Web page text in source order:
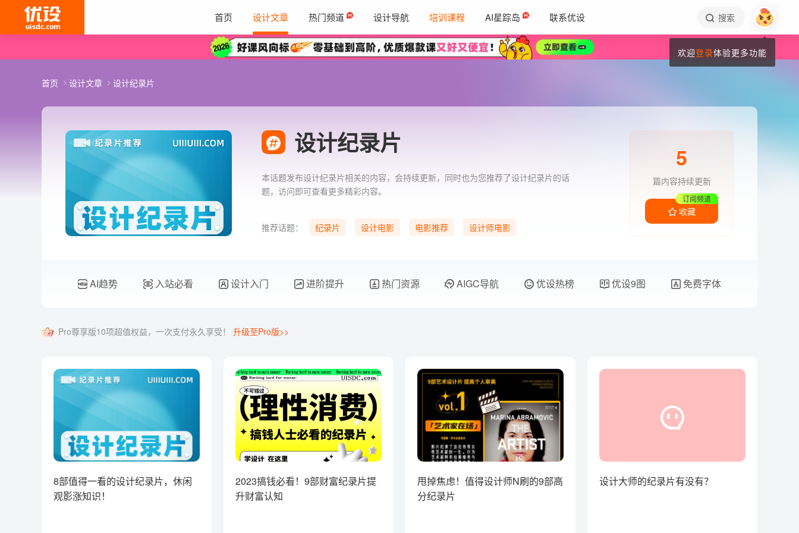
首页 设计文章 热门频道 设计导航 培训课程 AI星踪岛 联系优设 搜索
首页 设计文章 设计纪录片
设计纪录片 5
篇内容持续更新
收藏
订阅频道
本话题发布设计纪录片相关的内容，会持续更新，同时也为您推荐了设计纪录片的话
题，访问即可查看更多精彩内容。
推荐话题： 纪录片 设计电影 电影推荐
设计师电影
AI趋势 入站必看 设计入门 进阶提升 热门资源 AIGC导航 优设热榜 优设9图 免费字体
Pro尊享版10项超值权益，一次支付永久享受！ 升级至Pro版>>
8部值得一看的设计纪录片，休闲
观影涨知识！
2023搞钱必看！9部财富纪录片提
升财富认知
甩掉焦虑！值得设计师N刷的9部高
分纪录片
设计大师的纪录片有没有？
欢迎登录体验更多功能